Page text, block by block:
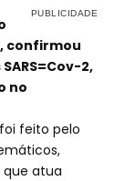
confirmou
2,
no
feito pelo
que atua